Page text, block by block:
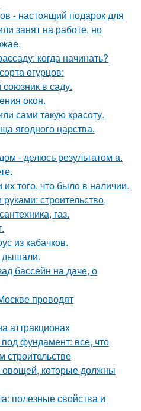
- настоящий подарок для
занят на работе, но
когда начинать?
огурцов:
в саду.
окон.
сами такую красоту.
ягодного царства.
- делюсь результатом а.
того, что было в наличии.
строительство,
газ.
из кабачков.
бассейн на даче, о
проводят
аттракционах
фундамент: все, что
строительстве
овощей, которые должны
полезные свойства и